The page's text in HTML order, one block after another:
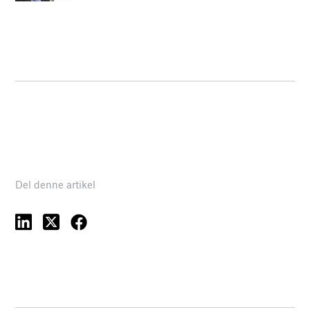
Del denne artikel